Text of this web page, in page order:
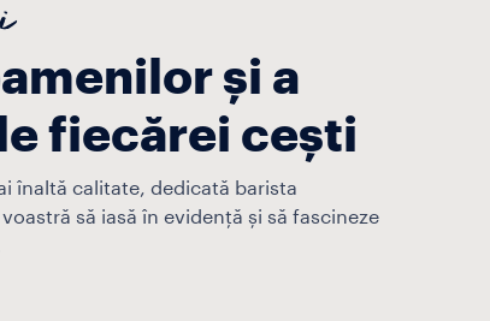
și a
fiecărei cești
înaltă calitate, dedicată barista
să iasă în evidență și să fascineze